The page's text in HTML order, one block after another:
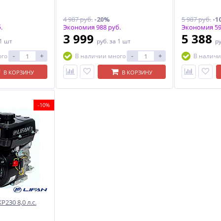
шт
- +
В КОРЗИНУ
4 987 руб.-20%
Экономия 988 руб.
3 999 руб. за 1 шт
В наличии много
- +
В КОРЗИНУ
5 987 руб.-
Экономия
5 388
В
-10%
8,0 л.с.